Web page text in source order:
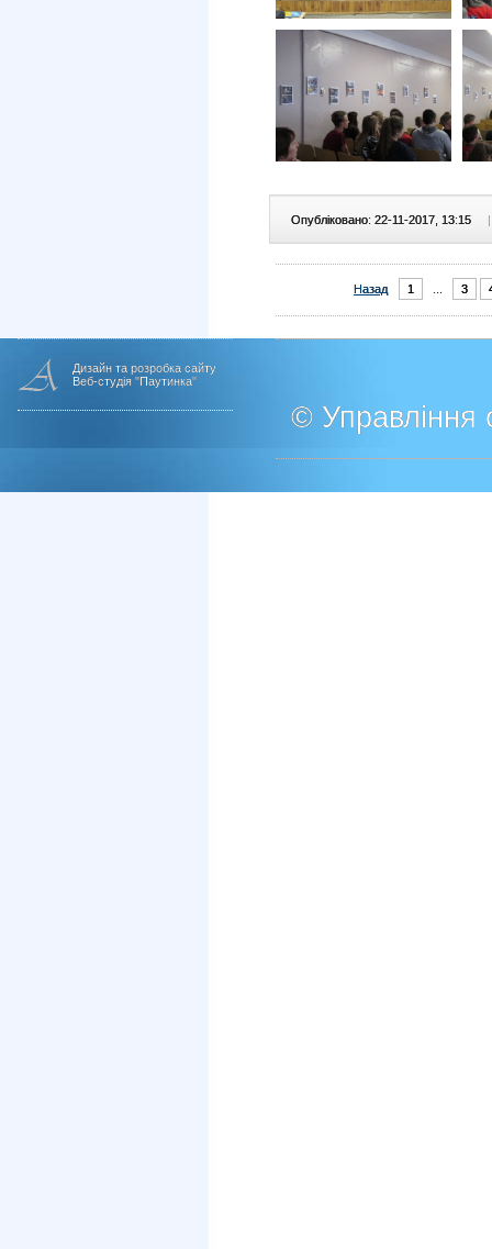
Опубліковано: 22-11-2017, 13:15
Назад 1 3
Дизайн та розробка сайту
Веб-студія "Паутинка"
© Управління